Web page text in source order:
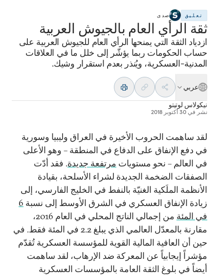
تعليق صدى
ثقة الرأي العام بالجيوش العربية
ازدياد الثقة التي يمنحها الرأي العام للجيوش العربية على
حساب الحكومات ربما يؤشّر إلى خلل ما في العلاقات
المدنية-العسكرية، ويُنذر بعدم استقرار وشيك.
عربي
نيكولاس لوتيتو
نشر في 30 أكتوبر 2018
لقد ساهمت الحروب الأخيرة في العراق وليبيا وسورية
في دفع الإنفاق على الدفاع في المنطقة – وهو الأعلى
في العالم – نحو مستويات مرتفعة جديدة. فقد أدّت
الصفقات الضخمة الجديدة لشراء الأسلحة، بقيادة
الأنظمة الملَكية الغنيّة بالنفط في الخليج الفارسي، إلى
زيادة الإنفاق العسكري في الشرق الأوسط إلى نسبة 6
في المئة
من إجمالي الناتج المحلي في العام 2016،
مقارنة بالمعدّل العالمي الذي يبلغ 2.2 في المئة فقط. في
حين أن العافية المالية القوية للمؤسسة العسكرية تُقدّم
مؤشراً إيجابياً عن المعركة ضد الإرهاب، لقد ساهمت
أيضاً في بلوغ الثقة العامة بالمؤسسات العسكرية